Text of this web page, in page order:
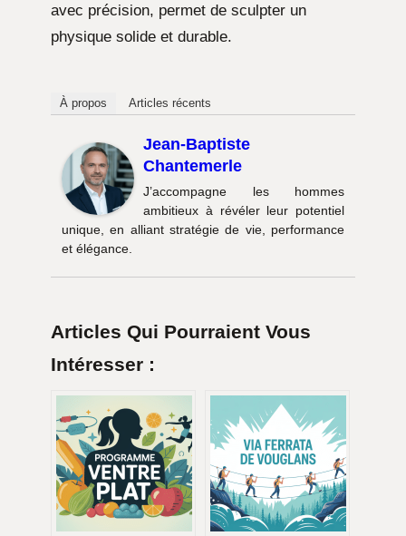
avec précision, permet de sculpter un
physique solide et durable.
À propos Articles récents
Jean-Baptiste
Chantemerle
J’accompagne les hommes
ambitieux à révéler leur potentiel
unique, en alliant stratégie de vie, performance
et élégance.
Articles Qui Pourraient Vous
Intéresser :